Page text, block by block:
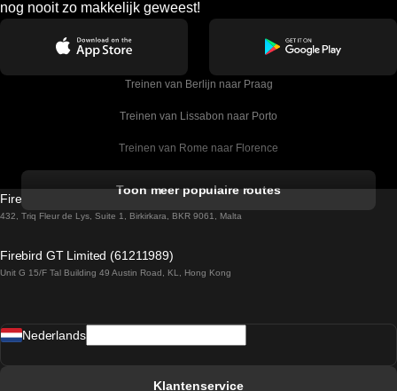
nog nooit zo makkelijk geweest!
Treinen van Berlijn naar Praag
Treinen van Lissabon naar Porto
Treinen van Rome naar Florence
Treinen van Sevilla naar Barcelona
Treinen van Praag naar Wenen
Toon meer populaire routes
Firebird GT Limited (OC 1451)
432, Triq Fleur de Lys, Suite 1, Birkirkara, BKR 9061, Malta
Firebird GT Limited (61211989)
Unit G 15/F Tal Building 49 Austin Road, KL, Hong Kong
Nederlands
Klantenservice